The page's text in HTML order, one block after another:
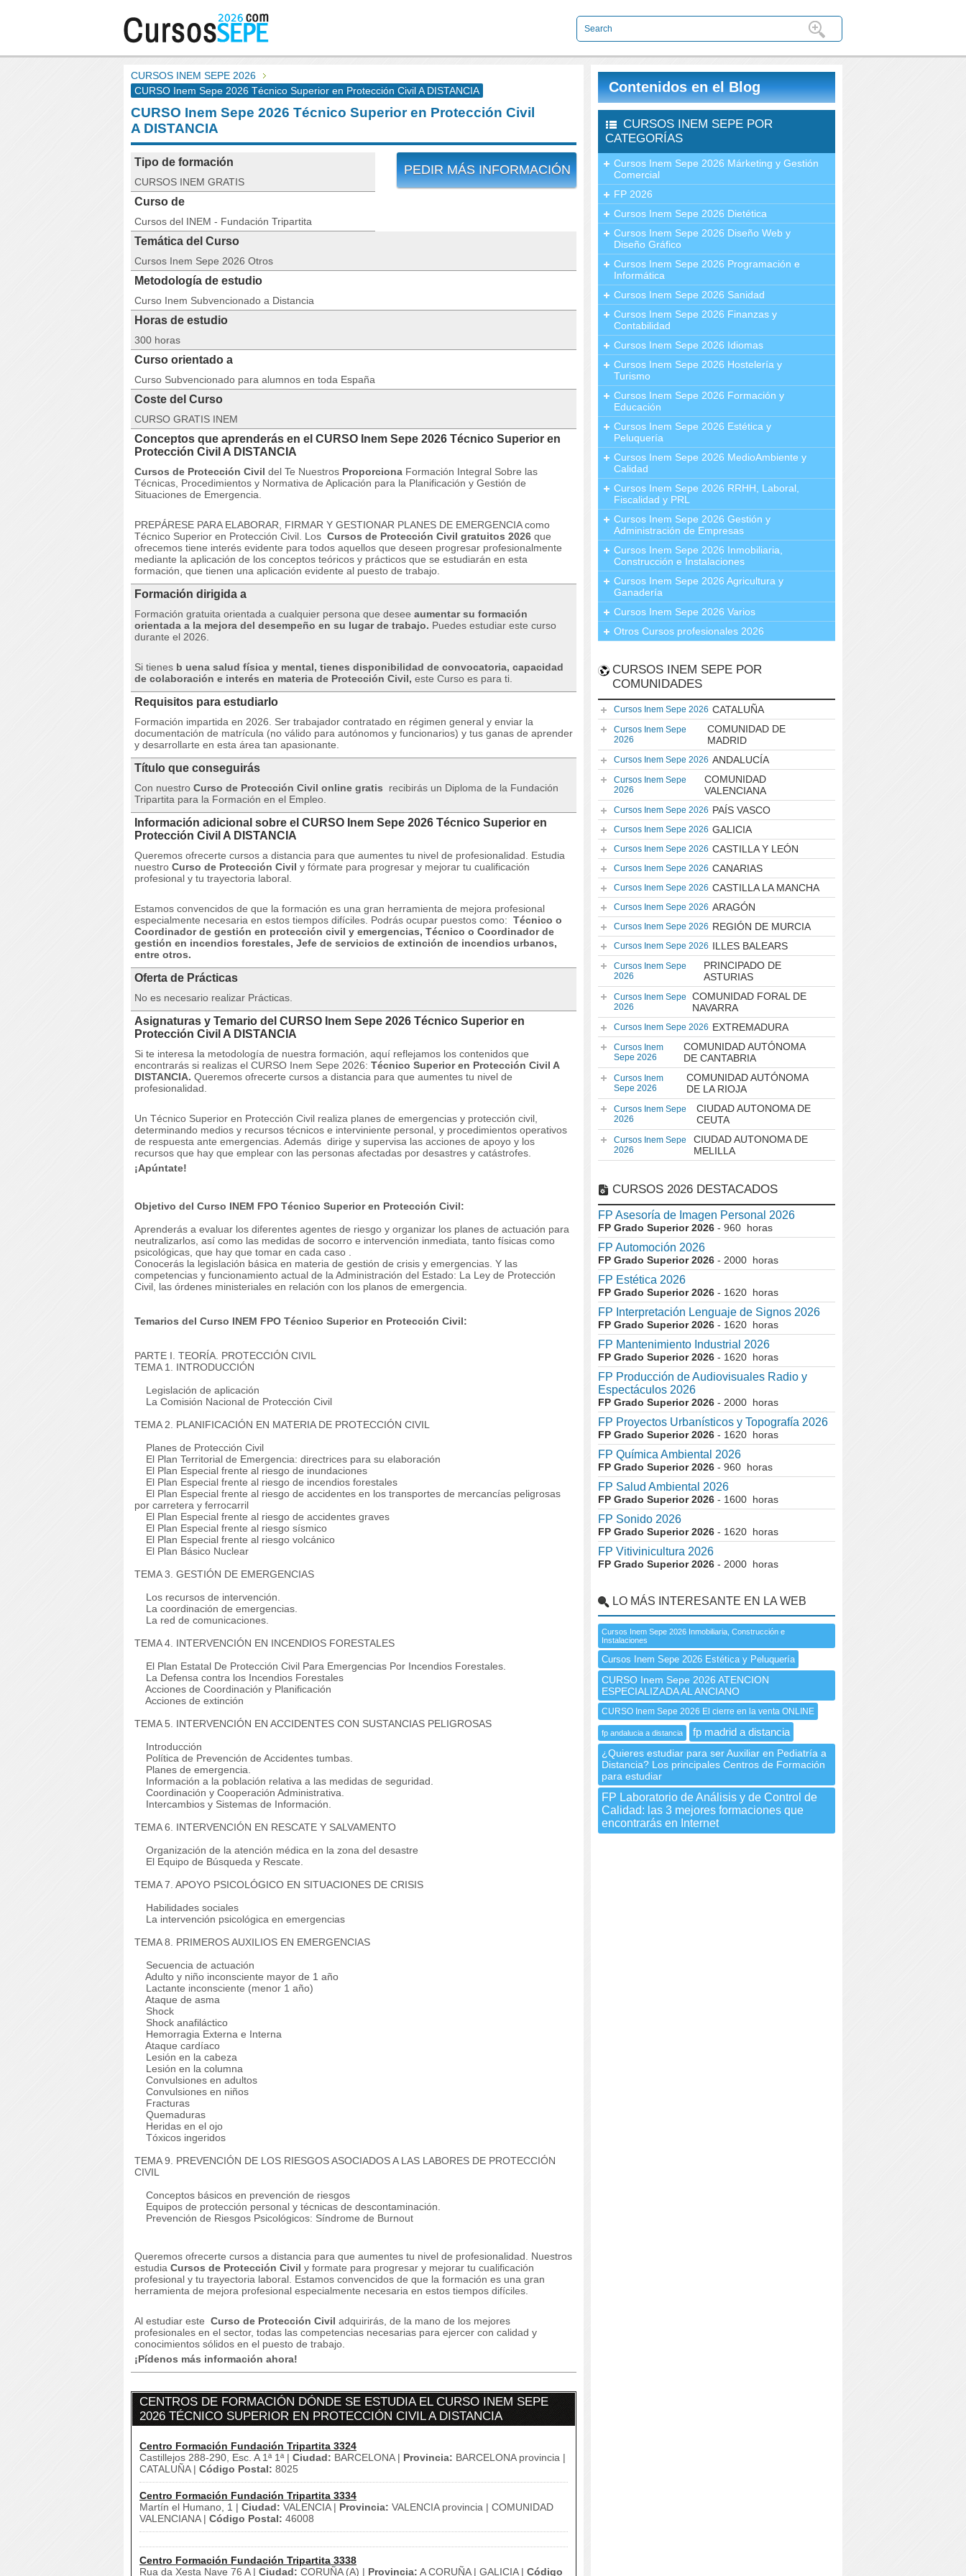
CURSOS INEM SEPE 2026
CURSO Inem Sepe 2026 Técnico Superior en Protección Civil A DISTANCIA
CURSO Inem Sepe 2026 Técnico Superior en Protección Civil
A DISTANCIA
PEDIR MÁS INFORMACIÓN
Tipo de formación
CURSOS INEM GRATIS
Curso de
Cursos del INEM - Fundación Tripartita
Temática del Curso
Cursos Inem Sepe 2026 Otros
Metodología de estudio
Curso Inem Subvencionado a Distancia
Horas de estudio
300 horas
Curso orientado a
Curso Subvencionado para alumnos en toda España
Coste del Curso
CURSO GRATIS INEM
Conceptos que aprenderás en el CURSO Inem Sepe 2026 Técnico Superior en
Protección Civil A DISTANCIA
Cursos de Protección Civil del Te Nuestros Proporciona Formación Integral Sobre las
Técnicas, Procedimientos y Normativa de Aplicación para la Planificación y Gestión de
Situaciones de Emergencia.
PREPÁRESE PARA ELABORAR, FIRMAR Y GESTIONAR PLANES DE EMERGENCIA como
Técnico Superior en Protección Civil. Los Cursos de Protección Civil gratuitos 2026 que
ofrecemos tiene interés evidente para todos aquellos que deseen progresar profesionalmente
mediante la aplicación de los conceptos teóricos y prácticos que se estudiarán en esta
formación, que tienen una aplicación evidente al puesto de trabajo.
Formación dirigida a
Formación gratuita orientada a cualquier persona que desee aumentar su formación
orientada a la mejora del desempeño en su lugar de trabajo. Puedes estudiar este curso
durante el 2026.
Si tienes b uena salud física y mental, tienes disponibilidad de convocatoria, capacidad
de colaboración e interés en materia de Protección Civil, este Curso es para ti.
Requisitos para estudiarlo
Formación impartida en 2026. Ser trabajador contratado en régimen general y enviar la
documentación de matrícula (no válido para autónomos y funcionarios) y tus ganas de aprender
y desarrollarte en esta área tan apasionante.
Título que conseguirás
Con nuestro Curso de Protección Civil online gratis
recibirás un Diploma de la Fundación
Tripartita para la Formación en el Empleo.
Información adicional sobre el CURSO Inem Sepe 2026 Técnico Superior en
Protección Civil A DISTANCIA
Queremos ofrecerte cursos a distancia para que aumentes tu nivel de profesionalidad. Estudia
nuestro Curso de Protección Civil y fórmate para progresar y mejorar tu cualificación
profesional y tu trayectoria laboral.
Estamos convencidos de que la formación es una gran herramienta de mejora profesional
especialmente necesaria en estos tiempos difíciles. Podrás ocupar puestos como: Técnico o
Coordinador de gestión en protección civil y emergencias, Técnico o Coordinador de
gestión en incendios forestales, Jefe de servicios de extinción de incendios urbanos,
entre otros.
Oferta de Prácticas
No es necesario realizar Prácticas.
Asignaturas y Temario del CURSO Inem Sepe 2026 Técnico Superior en
Protección Civil A DISTANCIA
Si te interesa la metodología de nuestra formación, aquí reflejamos los contenidos que
encontrarás si realizas el CURSO Inem Sepe 2026: Técnico Superior en Protección Civil A
DISTANCIA. Queremos ofrecerte cursos a distancia para que aumentes tu nivel de
profesionalidad.
Un Técnico Superior en Protección Civil realiza planes de emergencias y protección civil,
determinando medios y recursos técnicos e interviniente personal, y procedimientos operativos
de respuesta ante emergencias. Además dirige y supervisa las acciones de apoyo y los
recursos que hay que emplear con las personas afectadas por desastres y catástrofes.
¡Apúntate!
Objetivo del Curso INEM FPO Técnico Superior en Protección Civil:
Aprenderás a evaluar los diferentes agentes de riesgo y organizar los planes de actuación para
neutralizarlos, así como las medidas de socorro e intervención inmediata, tanto físicas como
psicológicas, que hay que tomar en cada caso .
Conocerás la legislación básica en materia de gestión de crisis y emergencias. Y las
competencias y funcionamiento actual de la Administración del Estado: La Ley de Protección
Civil, las órdenes ministeriales en relación con los planos de emergencia.
Temarios del Curso INEM FPO Técnico Superior en Protección Civil:
PARTE I. TEORÍA. PROTECCIÓN CIVIL
TEMA 1. INTRODUCCIÓN
Legislación de aplicación
La Comisión Nacional de Protección Civil
TEMA 2. PLANIFICACIÓN EN MATERIA DE PROTECCIÓN CIVIL
Planes de Protección Civil
El Plan Territorial de Emergencia: directrices para su elaboración
El Plan Especial frente al riesgo de inundaciones
El Plan Especial frente al riesgo de incendios forestales
El Plan Especial frente al riesgo de accidentes en los transportes de mercancías peligrosas
por carretera y ferrocarril
El Plan Especial frente al riesgo de accidentes graves
El Plan Especial frente al riesgo sísmico
El Plan Especial frente al riesgo volcánico
El Plan Básico Nuclear
TEMA 3. GESTIÓN DE EMERGENCIAS
Los recursos de intervención.
La coordinación de emergencias.
La red de comunicaciones.
TEMA 4. INTERVENCIÓN EN INCENDIOS FORESTALES
El Plan Estatal De Protección Civil Para Emergencias Por Incendios Forestales.
La Defensa contra los Incendios Forestales
Acciones de Coordinación y Planificación
Acciones de extinción
TEMA 5. INTERVENCIÓN EN ACCIDENTES CON SUSTANCIAS PELIGROSAS
Introducción
Política de Prevención de Accidentes tumbas.
Planes de emergencia.
Información a la población relativa a las medidas de seguridad.
Coordinación y Cooperación Administrativa.
Intercambios y Sistemas de Información.
TEMA 6. INTERVENCIÓN EN RESCATE Y SALVAMENTO
Organización de la atención médica en la zona del desastre
El Equipo de Búsqueda y Rescate.
TEMA 7. APOYO PSICOLÓGICO EN SITUACIONES DE CRISIS
Habilidades sociales
La intervención psicológica en emergencias
TEMA 8. PRIMEROS AUXILIOS EN EMERGENCIAS
Secuencia de actuación
Adulto y niño inconsciente mayor de 1 año
Lactante inconsciente (menor 1 año)
Ataque de asma
Shock
Shock anafiláctico
Hemorragia Externa e Interna
Ataque cardíaco
Lesión en la cabeza
Lesión en la columna
Convulsiones en adultos
Convulsiones en niños
Fracturas
Quemaduras
Heridas en el ojo
Tóxicos ingeridos
TEMA 9. PREVENCIÓN DE LOS RIESGOS ASOCIADOS A LAS LABORES DE PROTECCIÓN
CIVIL
Conceptos básicos en prevención de riesgos
Equipos de protección personal y técnicas de descontaminación.
Prevención de Riesgos Psicológicos: Síndrome de Burnout
Queremos ofrecerte cursos a distancia para que aumentes tu nivel de profesionalidad. Nuestros
estudia Cursos de Protección Civil y formate para progresar y mejorar tu cualificación
profesional y tu trayectoria laboral. Estamos convencidos de que la formación es una gran
herramienta de mejora profesional especialmente necesaria en estos tiempos difíciles.
Al estudiar este Curso de Protección Civil adquirirás, de la mano de los mejores
profesionales en el sector, todas las competencias necesarias para ejercer con calidad y
conocimientos sólidos en el puesto de trabajo.
¡Pídenos más información ahora!
CENTROS DE FORMACIÓN DÓNDE SE ESTUDIA EL CURSO INEM SEPE
2026 TÉCNICO SUPERIOR EN PROTECCIÓN CIVIL A DISTANCIA
Centro Formación Fundación Tripartita 3324
Castillejos 288-290, Esc. A 1ª 1ª | Ciudad: BARCELONA | Provincia: BARCELONA provincia |
CATALUÑA | Código Postal: 8025
Centro Formación Fundación Tripartita 3334
Martín el Humano, 1 | Ciudad: VALENCIA | Provincia: VALENCIA provincia | COMUNIDAD
VALENCIANA | Código Postal: 46008
Centro Formación Fundación Tripartita 3338
Rua da Xesta Nave 76 A | Ciudad: CORUÑA (A) | Provincia: A CORUÑA | GALICIA | Código
Contenidos en el Blog
CURSOS INEM SEPE POR
CATEGORÍAS
Cursos Inem Sepe 2026 Márketing y Gestión
Comercial
FP 2026
Cursos Inem Sepe 2026 Dietética
Cursos Inem Sepe 2026 Diseño Web y
Diseño Gráfico
Cursos Inem Sepe 2026 Programación e
Informática
Cursos Inem Sepe 2026 Sanidad
Cursos Inem Sepe 2026 Finanzas y
Contabilidad
Cursos Inem Sepe 2026 Idiomas
Cursos Inem Sepe 2026 Hostelería y
Turismo
Cursos Inem Sepe 2026 Formación y
Educación
Cursos Inem Sepe 2026 Estética y
Peluquería
Cursos Inem Sepe 2026 MedioAmbiente y
Calidad
Cursos Inem Sepe 2026 RRHH, Laboral,
Fiscalidad y PRL
Cursos Inem Sepe 2026 Gestión y
Administración de Empresas
Cursos Inem Sepe 2026 Inmobiliaria,
Construcción e Instalaciones
Cursos Inem Sepe 2026 Agricultura y
Ganadería
Cursos Inem Sepe 2026 Varios
Otros Cursos profesionales 2026
CURSOS INEM SEPE POR
COMUNIDADES
Cursos Inem Sepe 2026 CATALUÑA
Cursos Inem Sepe
2026
COMUNIDAD DE
MADRID
Cursos Inem Sepe 2026 ANDALUCÍA
Cursos Inem Sepe
2026
COMUNIDAD
VALENCIANA
Cursos Inem Sepe 2026 PAÍS VASCO
Cursos Inem Sepe 2026 GALICIA
Cursos Inem Sepe 2026 CASTILLA Y LEÓN
Cursos Inem Sepe 2026 CANARIAS
Cursos Inem Sepe 2026 CASTILLA LA MANCHA
Cursos Inem Sepe 2026 ARAGÓN
Cursos Inem Sepe 2026 REGIÓN DE MURCIA
Cursos Inem Sepe 2026 ILLES BALEARS
Cursos Inem Sepe
2026
PRINCIPADO DE
ASTURIAS
Cursos Inem Sepe
2026
COMUNIDAD FORAL DE
NAVARRA
Cursos Inem Sepe 2026 EXTREMADURA
Cursos Inem
Sepe 2026
COMUNIDAD AUTÓNOMA
DE CANTABRIA
Cursos Inem
Sepe 2026
COMUNIDAD AUTÓNOMA
DE LA RIOJA
Cursos Inem Sepe
2026
CIUDAD AUTONOMA DE
CEUTA
Cursos Inem Sepe
2026
CIUDAD AUTONOMA DE
MELILLA
CURSOS 2026 DESTACADOS
FP Asesoría de Imagen Personal 2026
FP Grado Superior 2026 - 960 horas
FP Automoción 2026
FP Grado Superior 2026 - 2000 horas
FP Estética 2026
FP Grado Superior 2026 - 1620 horas
FP Interpretación Lenguaje de Signos 2026
FP Grado Superior 2026 - 1620 horas
FP Mantenimiento Industrial 2026
FP Grado Superior 2026 - 1620 horas
FP Producción de Audiovisuales Radio y
Espectáculos 2026
FP Grado Superior 2026 - 2000 horas
FP Proyectos Urbanísticos y Topografía 2026
FP Grado Superior 2026 - 1620 horas
FP Química Ambiental 2026
FP Grado Superior 2026 - 960 horas
FP Salud Ambiental 2026
FP Grado Superior 2026 - 1600 horas
FP Sonido 2026
FP Grado Superior 2026 - 1620 horas
FP Vitivinicultura 2026
FP Grado Superior 2026 - 2000 horas
LO MÁS INTERESANTE EN LA WEB
Cursos Inem Sepe 2026 Inmobiliaria, Construcción e
Instalaciones
Cursos Inem Sepe 2026 Estética y Peluquería
CURSO Inem Sepe 2026 ATENCION
ESPECIALIZADA AL ANCIANO
CURSO Inem Sepe 2026 El cierre en la venta ONLINE
fp andalucia a distancia fp madrid a distancia
¿Quieres estudiar para ser Auxiliar en Pediatría a
Distancia? Los principales Centros de Formación
para estudiar
FP Laboratorio de Análisis y de Control de
Calidad: las 3 mejores formaciones que
encontrarás en Internet